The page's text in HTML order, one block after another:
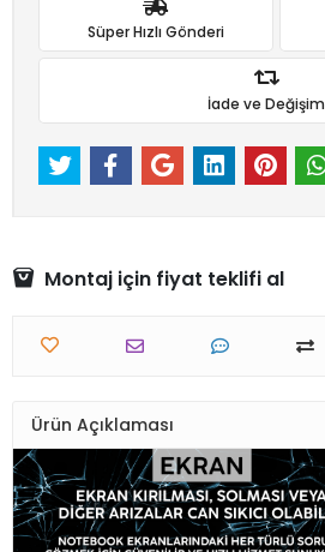
Süper Hızlı Gönderi
İade ve Değişim
Montaj için fiyat teklifi al
Ürün Açıklaması